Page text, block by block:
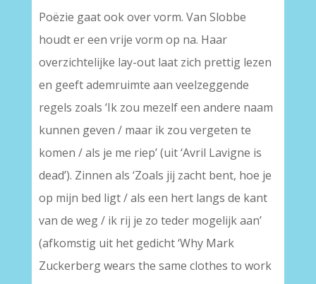
Poëzie gaat ook over vorm. Van Slobbe
houdt er een vrije vorm op na. Haar
overzichtelijke lay-out laat zich prettig lezen
en geeft ademruimte aan veelzeggende
regels zoals ‘Ik zou mezelf een andere naam
kunnen geven / maar ik zou vergeten te
komen / als je me riep’ (uit ‘Avril Lavigne is
dead’). Zinnen als ‘Zoals jij zacht bent, hoe je
op mijn bed ligt / als een hert langs de kant
van de weg / ik rij je zo teder mogelijk aan’
(afkomstig uit het gedicht ‘Why Mark
Zuckerberg wears the same clothes to work